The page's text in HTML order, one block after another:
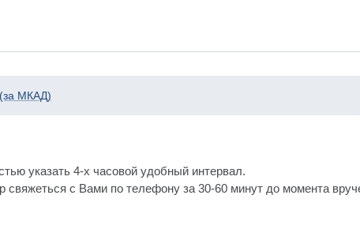
МКАД)
указать 4-х часовой удобный интервал.
с Вами по телефону за 30-60 минут до момента